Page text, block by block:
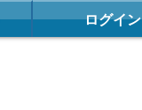
ログイン